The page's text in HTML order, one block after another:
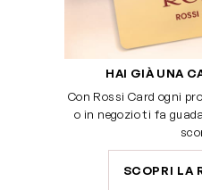
HAI GIÀ UNA
Con Rossi Card ogni
o in negozio ti fa
SCOPRI LA